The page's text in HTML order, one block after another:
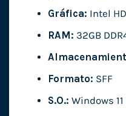
Gráfica: Intel
RAM: 32GB
Formato: SFF
S.O.: Windows 11